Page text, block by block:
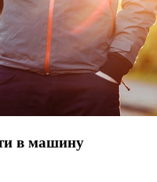
в машину